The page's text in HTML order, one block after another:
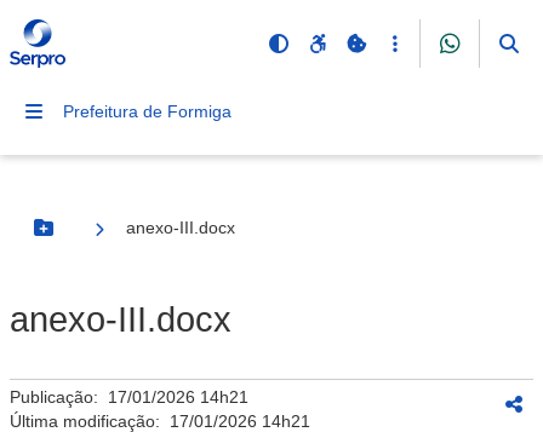
Prefeitura de Formiga
Botão Menu
anexo-III.docx
anexo-III.docx
Publicação: 17/01/2026 14h21
Última modificação: 17/01/2026 14h21